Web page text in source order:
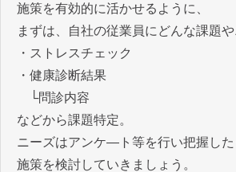
施策を有効的に活かせるように、
まずは、自社の従業員にどんな課題
・ストレスチェック
・健康診断結果
└問診内容
などから課題特定。
ニーズはアンケ―ト等を行い把握した
施策を検討していきましょう。